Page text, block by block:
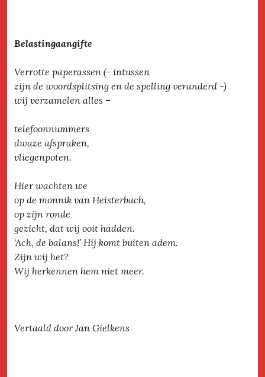
Belastingaangifte
Verrotte paperassen (- intussen
zijn de woordsplitsing en de spelling veranderd -)
wij verzamelen alles –
telefoonnummers
dwaze afspraken,
vliegenpoten.
Hier wachten we
op de monnik van Heisterbach,
op zijn ronde
gezicht, dat wij ooit hadden.
‘Ach, de balans!’ Hij komt buiten adem.
Zijn wij het?
Wij herkennen hem niet meer.
Vertaald door Jan Gielkens